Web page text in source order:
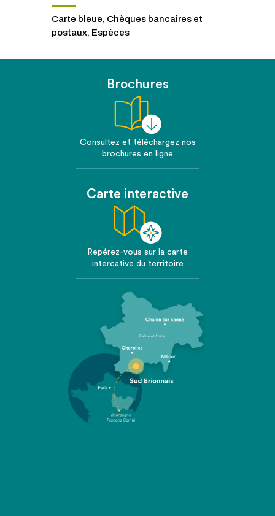
Carte bleue, Chèques bancaires et
postaux, Espèces
Brochures
Consultez et téléchargez nos
brochures en ligne
Carte interactive
Repérez-vous sur la carte
intercative du territoire